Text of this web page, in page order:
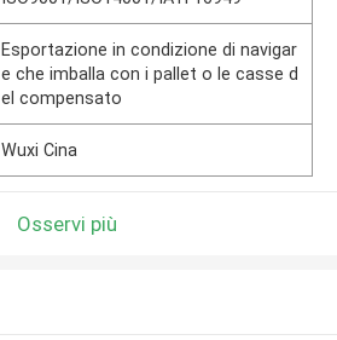
Esportazione in condizione di navigar
e che imballa con i pallet o le casse d
el compensato
Wuxi Cina
Osservi più